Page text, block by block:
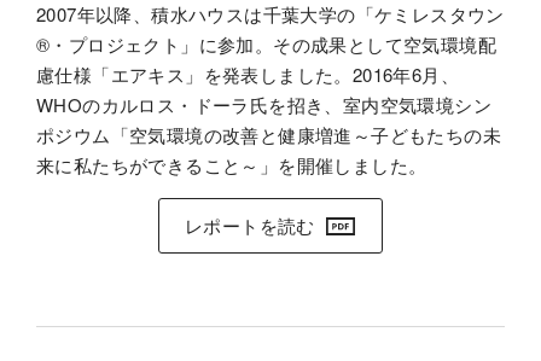
2007年以降、積水ハウスは千葉大学の「ケミレスタウン
®・プロジェクト」に参加。その成果として空気環境配
慮仕様「エアキス」を発表しました。2016年6月、
WHOのカルロス・ドーラ氏を招き、室内空気環境シン
ポジウム「空気環境の改善と健康増進～子どもたちの未
来に私たちができること～」を開催しました。
レポートを読む